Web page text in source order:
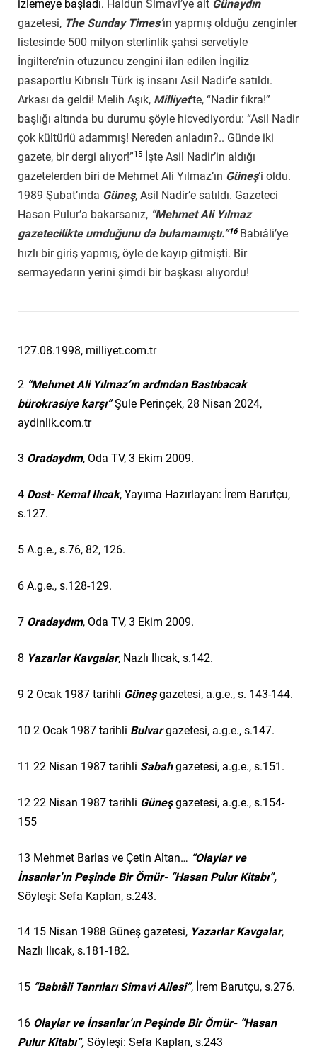
izlemeye başladı. Haldun Simavi’ye ait Günaydın
gazetesi, The Sunday Times’ın yapmış olduğu zenginler
listesinde 500 milyon sterlinlik şahsi servetiyle
İngiltere’nin otuzuncu zengini ilan edilen İngiliz
pasaportlu Kıbrıslı Türk iş insanı Asil Nadir’e satıldı.
Arkası da geldi! Melih Aşık, Milliyet’te, “Nadir fıkra!”
başlığı altında bu durumu şöyle hicvediyordu: “Asil Nadir
çok kültürlü adammış! Nereden anladın?.. Günde iki
gazete, bir dergi alıyor!”15
İşte Asil Nadir’in aldığı
gazetelerden biri de Mehmet Ali Yılmaz’ın Güneş’i oldu.
1989 Şubat’ında Güneş, Asil Nadir’e satıldı. Gazeteci
Hasan Pulur’a bakarsanız, “Mehmet Ali Yılmaz
gazetecilikte umduğunu da bulamamıştı.”16Babıâli’ye
hızlı bir giriş yapmış, öyle de kayıp gitmişti. Bir
sermayedarın yerini şimdi bir başkası alıyordu!
127.08.1998, milliyet.com.tr
2 “Mehmet Ali Yılmaz’ın ardından Bastıbacak
bürokrasiye karşı”Şule Perinçek, 28 Nisan 2024,
aydinlik.com.tr
3 Oradaydım, Oda TV, 3 Ekim 2009.
4 Dost- Kemal Ilıcak, Yayıma Hazırlayan: İrem Barutçu,
s.127.
5 A.g.e., s.76, 82, 126.
6 A.g.e., s.128-129.
7 Oradaydım, Oda TV, 3 Ekim 2009.
8 Yazarlar Kavgalar, Nazlı Ilıcak, s.142.
9 2 Ocak 1987 tarihli Güneşgazetesi, a.g.e., s. 143-144.
10 2 Ocak 1987 tarihli Bulvargazetesi, a.g.e., s.147.
11 22 Nisan 1987 tarihli Sabahgazetesi, a.g.e., s.151.
12 22 Nisan 1987 tarihli Güneşgazetesi, a.g.e., s.154-
155
13 Mehmet Barlas ve Çetin Altan… “Olaylar ve
İnsanlar’ın Peşinde Bir Ömür- “Hasan Pulur Kitabı”,
Söyleşi: Sefa Kaplan, s.243.
14 15 Nisan 1988 Güneş gazetesi, Yazarlar Kavgalar,
Nazlı Ilıcak, s.181-182.
15 “Babıâli Tanrıları Simavi Ailesi”, İrem Barutçu, s.276.
16 Olaylar ve İnsanlar’ın Peşinde Bir Ömür- “Hasan
Pulur Kitabı”, Söyleşi: Sefa Kaplan, s.243